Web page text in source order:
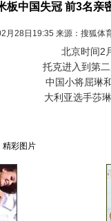
板中国失冠 前3名亲
月28日19:35 来源：搜狐体
北京时间2月
托克进入到第
中国小将屈琳
大利亚选手莎
精彩图片